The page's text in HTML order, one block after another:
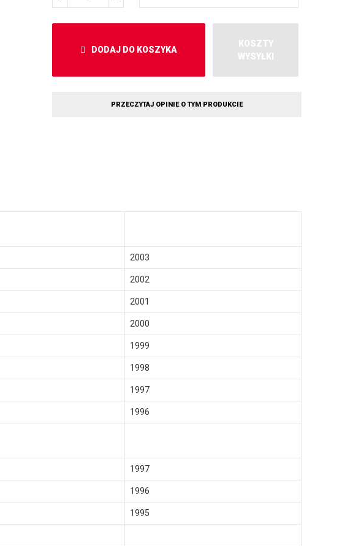
DODAJ DO KOSZYKA
KOSZTY
WYSYŁKI
PRZECZYTAJ OPINIE O TYM PRODUKCIE
2003
2002
2001
2000
1999
1998
1997
1996
1997
1996
1995